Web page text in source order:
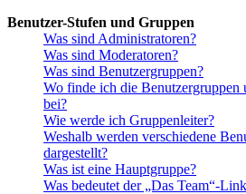
Benutzer-Stufen und Gruppen
Was sind Administratoren?
Was sind Moderatoren?
Was sind Benutzergruppen?
Wo finde ich die Benutzergruppen
bei?
Wie werde ich Gruppenleiter?
Weshalb werden verschiedene
dargestellt?
Was ist eine Hauptgruppe?
Was bedeutet der „Das Team“-